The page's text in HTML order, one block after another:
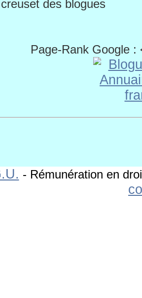
des blogues
Page-Rank Google
- Rémunération en